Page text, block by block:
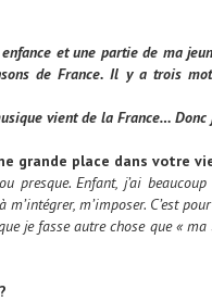
enfance et une partie de ma
de France. Il y a trois
vient de la France…
grande place dans votre
presque. Enfant, j’ai
m’intégrer, m’imposer. C’est
je fasse autre chose que «